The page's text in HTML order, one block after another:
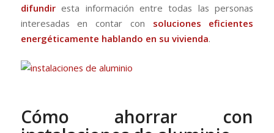
difundiresta información entre todas las personas
interesadas en contar con soluciones eficientes
energéticamente hablando en su vivienda.
Cómo ahorrar con